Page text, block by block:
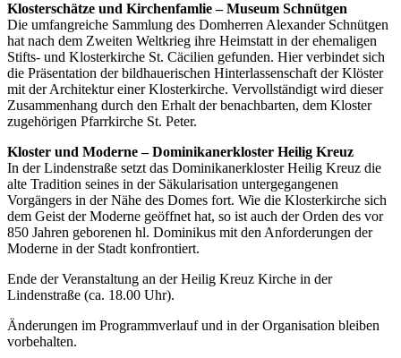
Klosterschätze und Kirchenfamlie – Museum Schnütgen
Die umfangreiche Sammlung des Domherren Alexander Schnütgen
hat nach dem Zweiten Weltkrieg ihre Heimstatt in der ehemaligen
Stifts- und Klosterkirche St. Cäcilien gefunden. Hier verbindet sich
die Präsentation der bildhauerischen Hinterlassenschaft der Klöster
mit der Architektur einer Klosterkirche. Vervollständigt wird dieser
Zusammenhang durch den Erhalt der benachbarten, dem Kloster
zugehörigen Pfarrkirche St. Peter.
Kloster und Moderne – Dominikanerkloster Heilig Kreuz
In der Lindenstraße setzt das Dominikanerkloster Heilig Kreuz die
alte Tradition seines in der Säkularisation untergegangenen
Vorgängers in der Nähe des Domes fort. Wie die Klosterkirche sich
dem Geist der Moderne geöffnet hat, so ist auch der Orden des vor
850 Jahren geborenen hl. Dominikus mit den Anforderungen der
Moderne in der Stadt konfrontiert.
Ende der Veranstaltung an der Heilig Kreuz Kirche in der
Lindenstraße (ca. 18.00 Uhr).
Änderungen im Programmverlauf und in der Organisation bleiben
vorbehalten.